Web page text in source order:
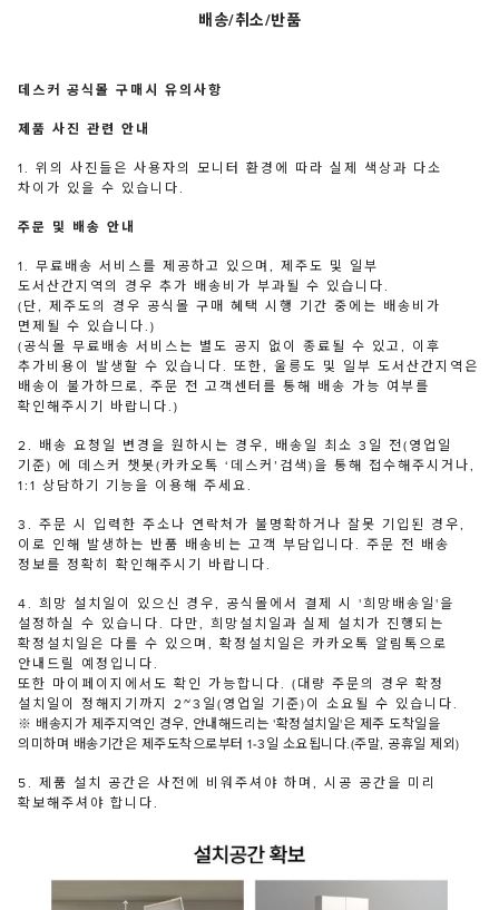
배송/취소/반품
데스커 공식몰 구매시 유의사항
제품 사진 관련 안내
1. 위의 사진들은 사용자의 모니터 환경에 따라 실제 색상과 다소
차이가 있을 수 있습니다.
주문 및 배송 안내
1. 무료배송 서비스를 제공하고 있으며, 제주도 및 일부
도서산간지역의 경우 추가 배송비가 부과될 수 있습니다.
(단, 제주도의 경우 공식몰 구매 혜택 시행 기간 중에는 배송비가
면제될 수 있습니다.)
(공식몰 무료배송 서비스는 별도 공지 없이 종료될 수 있고, 이후
추가비용이 발생할 수 있습니다. 또한, 울릉도 및 일부 도서산간지역은
배송이 불가하므로, 주문 전 고객센터를 통해 배송 가능 여부를
확인해주시기 바랍니다.)
2. 배송 요청일 변경을 원하시는 경우, 배송일 최소 3일 전(영업일
기준) 에 데스커 챗봇(카카오톡 ‘데스커’검색)을 통해 접수해주시거나,
1:1 상담하기 기능을 이용해 주세요.
3. 주문 시 입력한 주소나 연락처가 불명확하거나 잘못 기입된 경우,
이로 인해 발생하는 반품 배송비는 고객 부담입니다. 주문 전 배송
정보를 정확히 확인해주시기 바랍니다.
4. 희망 설치일이 있으신 경우, 공식몰에서 결제 시 '희망배송일'을
설정하실 수 있습니다. 다만, 희망설치일과 실제 설치가 진행되는
확정설치일은 다를 수 있으며, 확정설치일은 카카오톡 알림톡으로
안내드릴 예정입니다.
또한 마이페이지에서도 확인 가능합니다. (대량 주문의 경우 확정
설치일이 정해지기까지 2~3일(영업일 기준)이 소요될 수 있습니다.
※ 배송지가 제주지역인 경우, 안내해드리는 '확정설치일'은 제주 도착일을
의미하며 배송기간은 제주도착으로부터 1-3일 소요됩니다.(주말, 공휴일 제외)
5. 제품 설치 공간은 사전에 비워주셔야 하며, 시공 공간을 미리
확보해주셔야 합니다.